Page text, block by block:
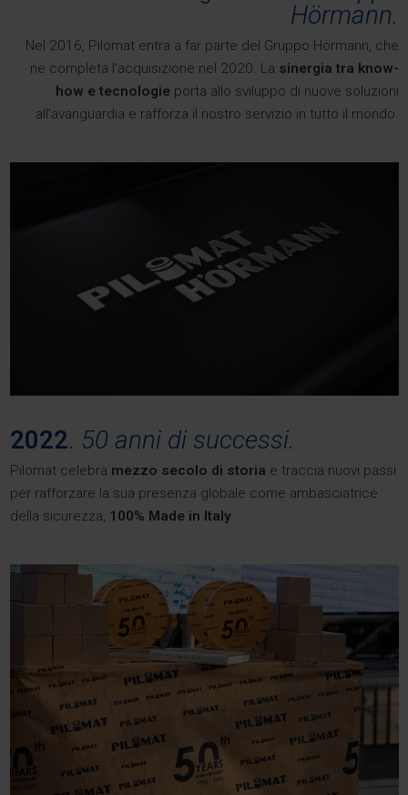
Hörmann.
Nel 2016, Pilomat entra a far parte del Gruppo Hörmann, che
ne completa l’acquisizione nel 2020. La sinergia tra know-
how e tecnologie porta allo sviluppo di nuove soluzioni
all’avanguardia e rafforza il nostro servizio in tutto il mondo.
2022. 50 anni di successi.
Pilomat celebra mezzo secolo di storia e traccia nuovi passi
per rafforzare la sua presenza globale come ambasciatrice
della sicurezza, 100% Made in Italy.